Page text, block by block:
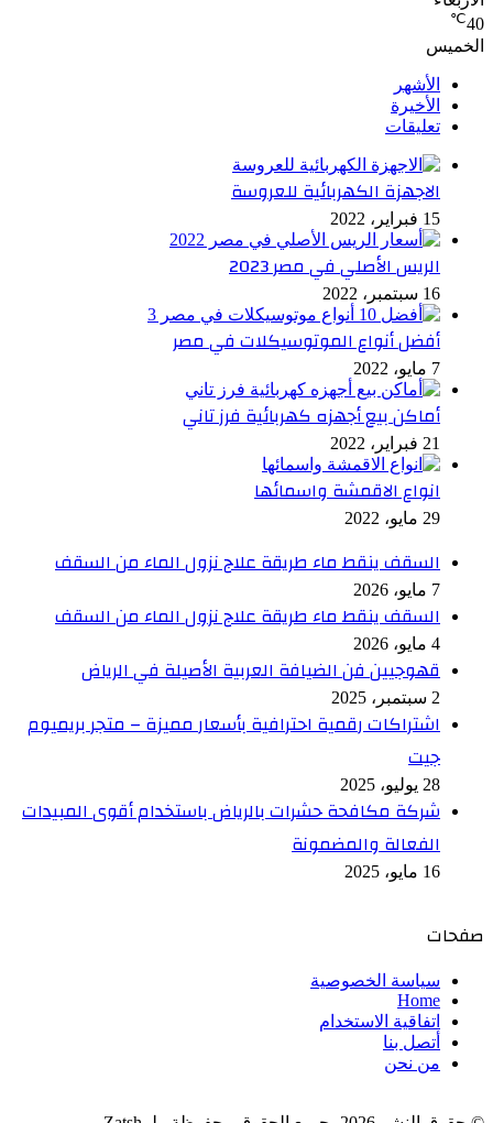
40
℃
الخميس
الأشهر
الأخيرة
تعليقات
الاجهزة الكهربائية للعروسة
15 فبراير، 2022
الريس الأصلي في مصر 2023
16 سبتمبر، 2022
أفضل أنواع الموتوسيكلات في مصر
7 مايو، 2022
أماكن بيع أجهزه كهربائية فرز تاني
21 فبراير، 2022
انواع الاقمشة واسمائها
29 مايو، 2022
السقف ينقط ماء طريقة علاج نزول الماء من السقف
7 مايو، 2026
السقف ينقط ماء طريقة علاج نزول الماء من السقف
4 مايو، 2026
قهوجيين فن الضيافة العربية الأصيلة في الرياض
2 سبتمبر، 2025
اشتراكات رقمية احترافية بأسعار مميزة – متجر بريميوم
جيت
28 يوليو، 2025
شركة مكافحة حشرات بالرياض باستخدام أقوى المبيدات
الفعالة والمضمونة
16 مايو، 2025
صفحات
سياسة الخصوصية
Home
اتفاقية الاستخدام
أتصل بنا
من نحن